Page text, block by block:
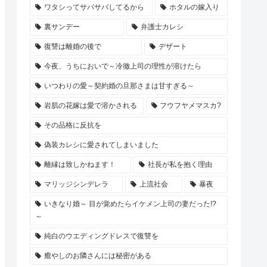
ワタシってサバサバしてるから ホタルの嫁入り
裏サンデー 弁護士カレシ
復讐は離婚の後で デザート
今夜、うちにおいで～冷徹上司の理性が溶けたら
いつわりの愛～契約婚の旦那さまは甘すぎる～
岩肌の花嫁は愛で溶かされる フウフヤメマスカ?
その品格に反抗を
偽装カレシに愛されてしまいました
離縁は致しかねます！ 社長が私を抱く理由
マリッジシンデレラ 上流社会 暴夜
いきなり婚～ 目が覚めたらイケメン上司の妻だった!?
～
純白のウエディングドレスで復讐を
癒やしのお隣さんには秘密がある